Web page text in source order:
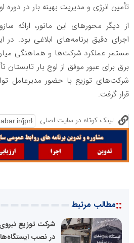
تأمین انرژی و مدیریت بهینه بار در
از دیگر محورهای این مانور، ارائه
اجرای دقیق برنامه‌های ابلاغی بود.
مستمر عملکرد شرکت‌ها و هماهنگی
برق برای عبور موفق از اوج بار تابستان
شرکت‌های توزیع با حضور مدیرعامل
قرار گرفت.
لینک کوتاه در سایت اصلی
::مطالب مرتبط
شرکت توزیع
در نصب